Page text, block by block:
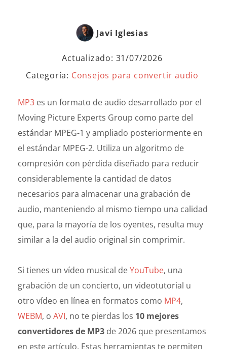
Javi Iglesias
Actualizado: 31/07/2026
Categoría: Consejos para convertir audio
MP3 es un formato de audio desarrollado por el
Moving Picture Experts Group como parte del
estándar MPEG-1 y ampliado posteriormente en
el estándar MPEG-2. Utiliza un algoritmo de
compresión con pérdida diseñado para reducir
considerablemente la cantidad de datos
necesarios para almacenar una grabación de
audio, manteniendo al mismo tiempo una calidad
que, para la mayoría de los oyentes, resulta muy
similar a la del audio original sin comprimir.
Si tienes un vídeo musical deYouTube, una
grabación de un concierto, un videotutorial u
otro vídeo en línea en formatos como MP4,
WEBM, o AVI, no te pierdas los 10 mejores
convertidores de MP3 de 2026 que presentamos
en este artículo. Estas herramientas te permiten